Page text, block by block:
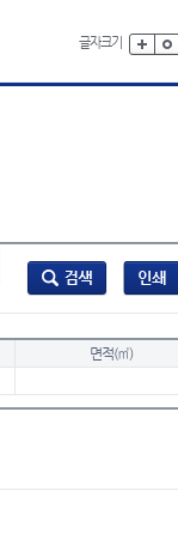
글자크기
면적(㎡)